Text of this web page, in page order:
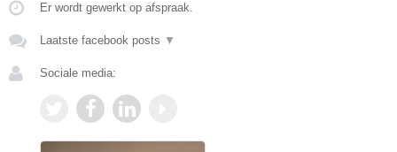
Er wordt gewerkt op afspraak.
Laatste facebook posts ▼
Sociale media: